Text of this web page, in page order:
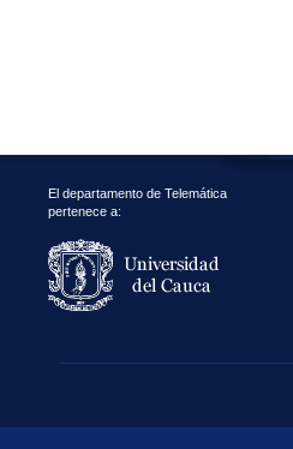
El departamento de Telemática
pertenece a: